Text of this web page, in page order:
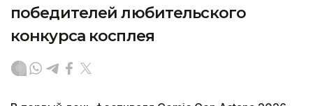
победителей любительского
конкурса косплея